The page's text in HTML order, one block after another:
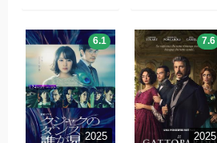
2025
6.1
2025
7.6